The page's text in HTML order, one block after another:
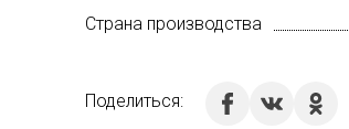
Страна производства
Поделиться: